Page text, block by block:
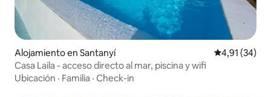
Alojamiento en Santanyí Calificación
4,91 (34)
Casa Laila - acceso directo al mar, piscina y wifi
Ubicación · Familia · Check-in